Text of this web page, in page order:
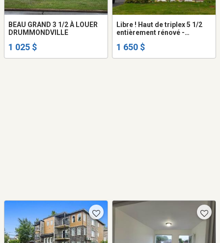
BEAU GRAND 3 1/2 À LOUER
DRUMMONDVILLE
1 025 $
Libre ! Haut de triplex 5 1/2
entièrement rénové -
1 650 $